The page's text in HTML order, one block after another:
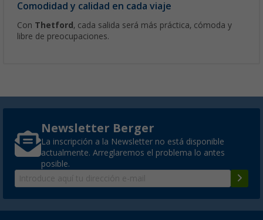
Comodidad y calidad en cada viaje
Con Thetford , cada salida será más práctica, cómoda y
libre de preocupaciones.
Newsletter Berger
La inscripción a la Newsletter no está disponible
actualmente. Arreglaremos el problema lo antes
posible.